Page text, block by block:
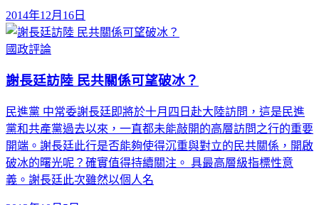
2014年12月16日
國政評論
謝長廷訪陸 民共關係可望破冰？
民進黨 中常委謝長廷即將於十月四日赴大陸訪問，這是民進
黨和共產黨過去以來，一直都未能敲開的高層訪問之行的重要
開端。謝長廷此行是否能夠使得沉重與對立的民共關係，開啟
破冰的曙光呢？確實值得持續關注。 具最高層級指標性意
義。謝長廷此次雖然以個人名